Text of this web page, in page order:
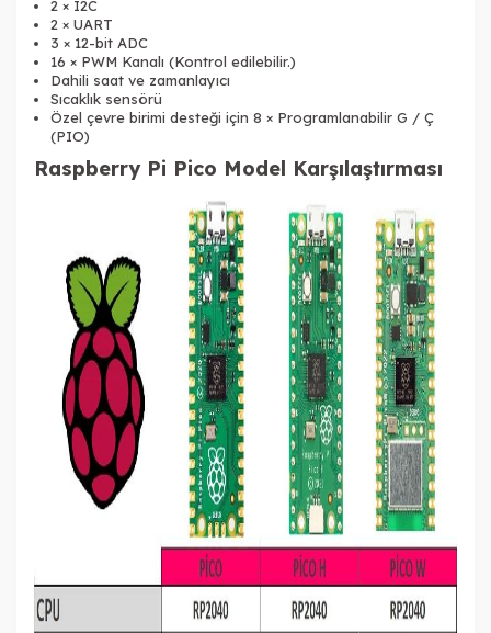
2 × I2C
2 × UART
3 × 12-bit ADC
16 × PWM Kanalı (Kontrol edilebilir.)
Dahili saat ve zamanlayıcı
Sıcaklık sensörü
Özel çevre birimi desteği için 8 × Programlanabilir G / Ç
(PIO)
Raspberry Pi Pico Model Karşılaştırması